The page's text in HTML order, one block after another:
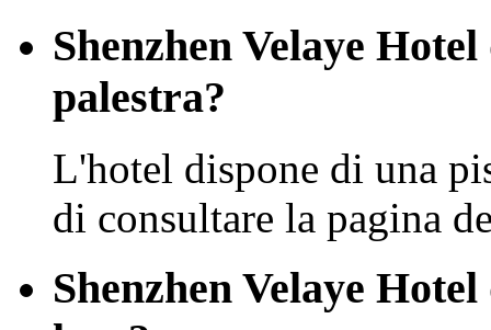
Shenzhen Velaye
palestra?
L'hotel dispone di una
di consultare la pagina
Shenzhen Velaye